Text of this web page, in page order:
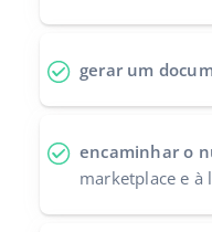
Calculadora de
Colaboração e parcerias
Français
Italiano
português (BR)
gerar um
encaminhar o
marketplace e à